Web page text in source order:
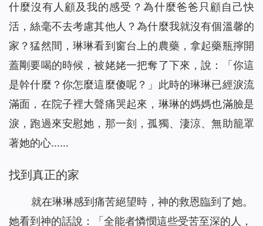
什麼沒有人顧及我的感受？為什麼爸爸只顧自己快
活，絲毫不去考慮其他人？為什麼我就沒有個溫馨的
家？猛然間，琳琳看到窗台上的農藥，拿起藥瓶擰開
蓋剛要喝的時候，被姥姥一把奪了下來，說：「你這
是幹什麼？你怎麼這麼傻呢？」此時的琳琳已經淚流
滿面，在院子裡大聲痛哭起來，琳琳的媽媽也滿臉是
淚，跑過來安慰她，那一刻，孤獨、淒涼、無助籠罩
著她的心……
找到真正的家
就在琳琳感到痛苦絕望時，神的救恩臨到了她。
她看到神的話說：「 全能者憐憫這些受苦至深的人，